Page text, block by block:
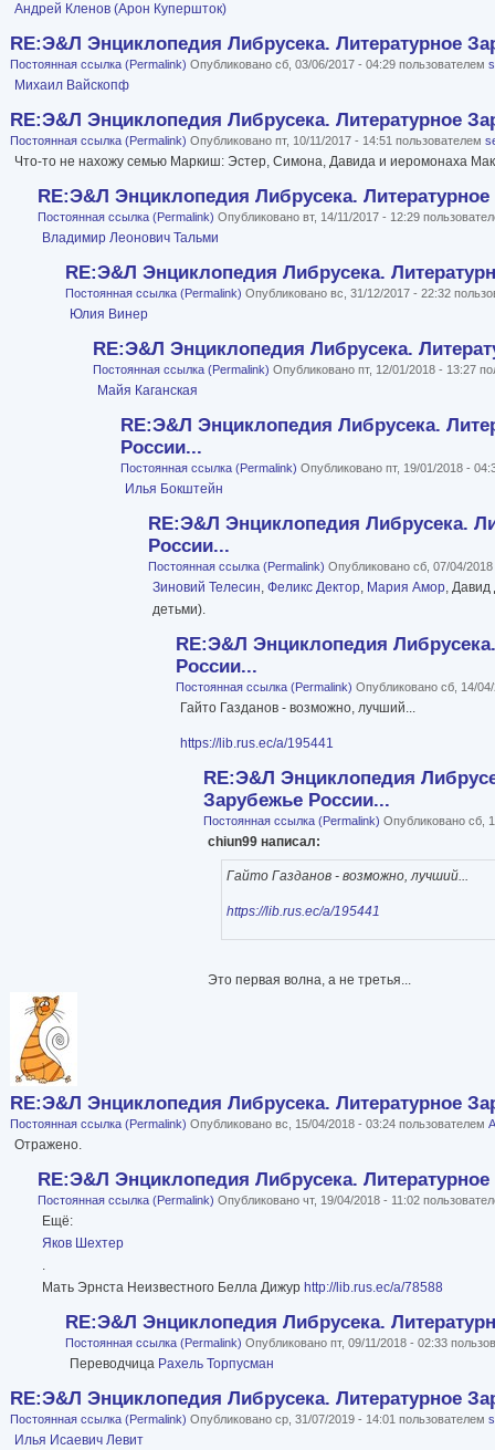
Андрей Кленов (Арон Купершток)
RE:Э&Л Энциклопедия Либрусека. Литературное
Постоянная ссылка (Permalink) Опубликовано сб, 03/06/2017 - 04:29 пользователем
Михаил Вайскопф
RE:Э&Л Энциклопедия Либрусека. Литературное
Постоянная ссылка (Permalink) Опубликовано пт, 10/11/2017 - 14:51 пользователем
Что-то не нахожу семью Маркиш: Эстер, Симона, Давида и иеромонаха
RE:Э&Л Энциклопедия Либрусека.
Постоянная ссылка (Permalink) Опубликовано вт, 14/11/2017 - 12:29
Владимир Леонович Тальми
RE:Э&Л Энциклопедия Либрусека.
Постоянная ссылка (Permalink) Опубликовано вс, 31/12/2017 - 22:32
Юлия Винер
RE:Э&Л Энциклопедия Либрусека.
Постоянная ссылка (Permalink) Опубликовано пт, 12/01/2018 - 13:27
Майя Каганская
RE:Э&Л Энциклопедия Либрусека.
России...
Постоянная ссылка (Permalink) Опубликовано пт, 19/01/2018 -
Илья Бокштейн
RE:Э&Л Энциклопедия Либрусека.
России...
Постоянная ссылка (Permalink) Опубликовано сб, 07/04/
Зиновий Телесин, Феликс Дектор, Мария Амор, Давид
детьми).
RE:Э&Л Энциклопедия
России...
Постоянная ссылка (Permalink) Опубликовано сб, 14/
Гайто Газданов - возможно, лучший...
https://lib.rus.ec/a/195441
RE:Э&Л Энциклопедия
Зарубежье России...
Постоянная ссылка (Permalink) Опубликовано сб,
chiun99 написал:
Гайто Газданов - возможно, лучший...
https://lib.rus.ec/a/195441
Это первая волна, а не третья...
RE:Э&Л Энциклопедия Либрусека. Литературное
Постоянная ссылка (Permalink) Опубликовано вс, 15/04/2018 - 03:24 пользователем
Отражено.
RE:Э&Л Энциклопедия Либрусека.
Постоянная ссылка (Permalink) Опубликовано чт, 19/04/2018 - 11:02
Ещё:
Яков Шехтер
.
Мать Эрнста Неизвестного Белла Дижур http://lib.rus.ec/a/78588
RE:Э&Л Энциклопедия Либрусека.
Постоянная ссылка (Permalink) Опубликовано пт, 09/11/2018 - 02:33
Переводчица Рахель Торпусман
RE:Э&Л Энциклопедия Либрусека. Литературное
Постоянная ссылка (Permalink) Опубликовано ср, 31/07/2019 - 14:01 пользователем
Илья Исаевич Левит